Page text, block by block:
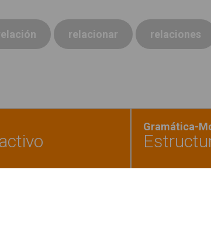
relacionar relaciones
la sílaba común - Interactivo"
Gramática-